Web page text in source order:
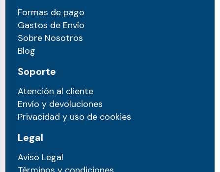
Formas de pago
Gastos de Envío
Sobre Nosotros
Blog
Soporte
Atención al cliente
Envío y devoluciones
Privacidad y uso de cookies
Legal
Aviso Legal